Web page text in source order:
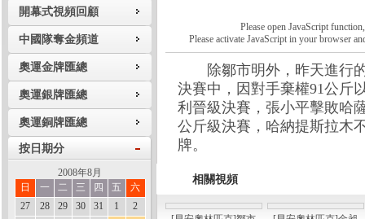
開幕式視頻回顧
中國隊奪金頻道
奧運金牌匯總
奧運銀牌匯總
奧運銅牌匯總
按日期分
2008年8月
日
一 二 三 四 五
六
27
28 29 30 31 1
2
Please open JavaScript
Please activate JavaScript in your browser
除鄒市明外，昨天進行的
決賽中，因對手棄權91公斤
利晉級決賽，張小平擊敗哈
公斤級決賽，哈納提斯拉木
牌。
相關視頻